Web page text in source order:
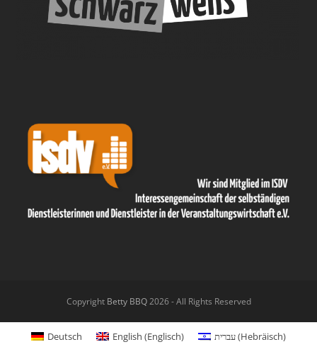
Copyright Betty BBQ2026 - All Rights Reserved
Deutsch English (Englisch) עברית(Hebräisch)